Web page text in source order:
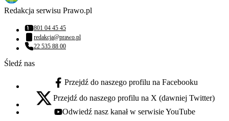
Redakcja serwisu Prawo.pl
Numer telefonu:
801 04 45 45
Adres email:
redakcja@prawo.pl
Numer telefonu:
22 535 88 00
Śledź nas
facebook - otwiera się w nowej karcie
Przejdź do naszego profilu na Facebooku
x - otwiera się w nowej karcie
Przejdź do naszego profilu na X (dawniej Twitter)
youtube - otwiera się w nowej karcie
Odwiedź nasz kanał w serwisie YouTube